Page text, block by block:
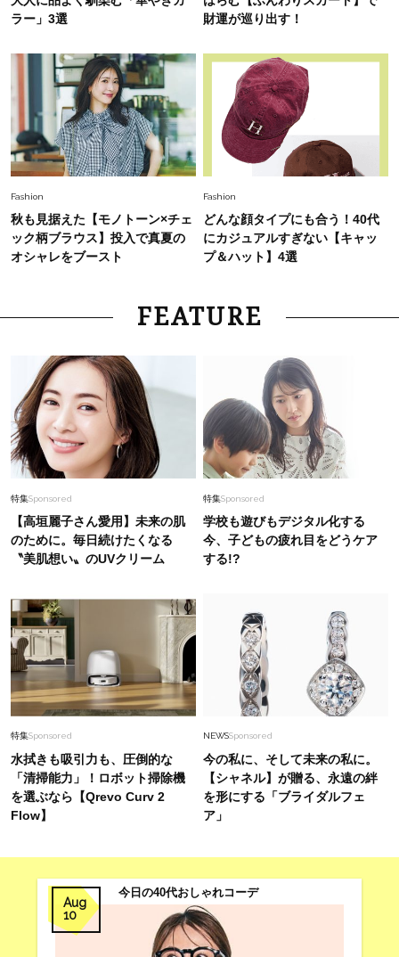
ラー」3選
財運が巡り出す！
Fashion
秋も見据えた【モノトーン×チェ
ック柄ブラウス】投入で真夏の
オシャレをブースト
Fashion
どんな顔タイプにも合う！40代
にカジュアルすぎない【キャッ
プ＆ハット】4選
FEATURE
特集Sponsored
【高垣麗子さん愛用】未来の肌
のために。毎日続けたくなる
〝美肌想い〟のUVクリーム
特集Sponsored
学校も遊びもデジタル化する
今、子どもの疲れ目をどうケア
する!?
特集Sponsored
水拭きも吸引力も、圧倒的な
「清掃能力」！ロボット掃除機
を選ぶなら【Qrevo Curv 2
Flow】
NEWSSponsored
今の私に、そして未来の私に。
【シャネル】が贈る、永遠の絆
を形にする「ブライダルフェ
ア」
Aug
10
今日の40代おしゃれコーデ